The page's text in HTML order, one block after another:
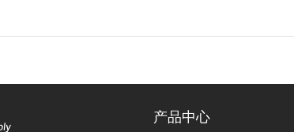
产品中心